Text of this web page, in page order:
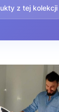
z tej kolekcji